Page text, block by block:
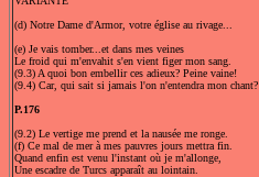
(d) Notre Dame d'Armor, votre église au rivage...
(e) Je vais tomber...et dans mes veines
Le froid qui m'envahit s'en vient figer mon sang.
(9.3) A quoi bon embellir ces adieux? Peine vaine!
(9.4) Car, qui sait si jamais l'on n'entendra mon chant?
P.176
(9.2) Le vertige me prend et la nausée me ronge.
(f) Ce mal de mer à mes pauvres jours mettra fin.
Quand enfin est venu l'instant où je m'allonge,
Une escadre de Turcs apparaît au lointain.